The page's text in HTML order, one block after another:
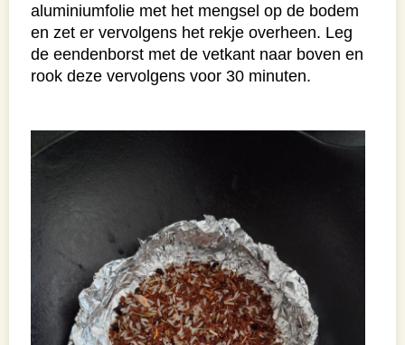
aluminiumfolie met het mengsel op de bodem
en zet er vervolgens het rekje overheen. Leg
de eendenborst met de vetkant naar boven en
rook deze vervolgens voor 30 minuten.